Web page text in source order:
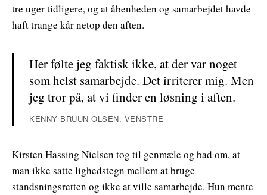
tre uger tidligere, og at åbenheden og samarbejdet havde
haft trange kår netop den aften.
Her følte jeg faktisk ikke, at der var noget
som helst samarbejde. Det irriterer mig. Men
jeg tror på, at vi finder en løsning i aften.
KENNY BRUUN OLSEN, VENSTRE
Kirsten Hassing Nielsen tog til genmæle og bad om, at
man ikke satte lighedstegn mellem at bruge
standsningsretten og ikke at ville samarbejde. Hun mente